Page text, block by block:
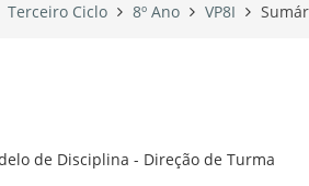
Terceiro Ciclo 8º Ano VP8I
de Disciplina - Direção de Turma